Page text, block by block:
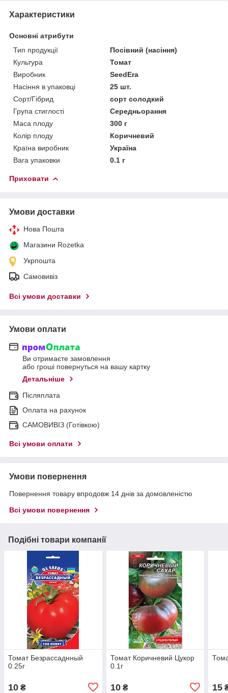
Характеристики
Основні атрибути
Тип продукції
Посівний (насіння)
Культура
Томат
Виробник
SeedEra
Насіння в упаковці
25 шт.
Сорт/Гібрид
сорт солодкий
Група стиглості
Середньорання
Маса плоду
300 г
Колір плоду
Коричневий
Країна виробник
Україна
Вага упаковки
0.1 г
Приховати
Умови доставки
Нова Пошта
Магазини Rozetka
Укрпошта
Самовивіз
Всі умови доставки
Умови оплати
Ви отримаєте замовлення
або гроші повернуться на вашу картку
Детальніше
Післяплата
Оплата на рахунок
САМОВИВІЗ (Готівкою)
Всі умови оплати
Умови повернення
Повернення товару впродовж 14 днів за домовленістю
Всі умови повернення
Подібні товари компанії
Томат Безрассаднный
0.25г
10 ₴
Томат Коричневий Цукор
0.1г
10₴ 15